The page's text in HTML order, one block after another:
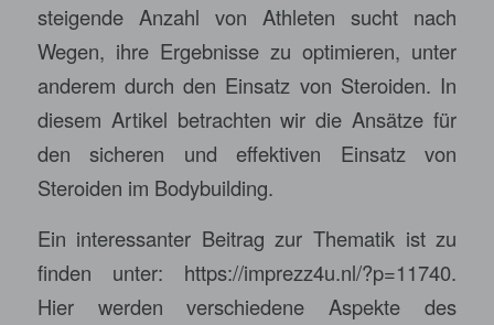
steigende Anzahl von Athleten sucht nach
Wegen, ihre Ergebnisse zu optimieren, unter
anderem durch den Einsatz von Steroiden. In
diesem Artikel betrachten wir die Ansätze für
den sicheren und effektiven Einsatz von
Steroiden im Bodybuilding.
Ein interessanter Beitrag zur Thematik ist zu
finden unter: https://imprezz4u.nl/?p=11740.
Hier werden verschiedene Aspekte des